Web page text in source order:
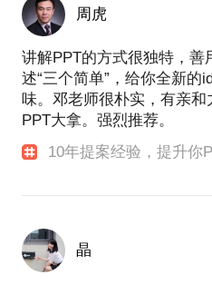
周虎
讲解PPT的方式很独特，善
述“三个简单”，给你全新的
味。邓老师很朴实，有亲
PPT大拿。强烈推荐。
10年提案经验，提升你
晶